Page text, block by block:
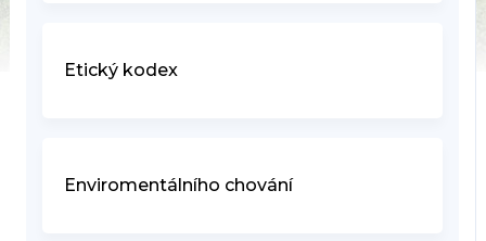
Etický kodex
Enviromentálního chování